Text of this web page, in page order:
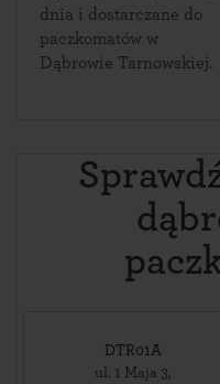
dnia i dostarczane do
paczkomatów w
Dąbrowie Tarnowskiej.
DTR01A
ul. 1 Maja 3,